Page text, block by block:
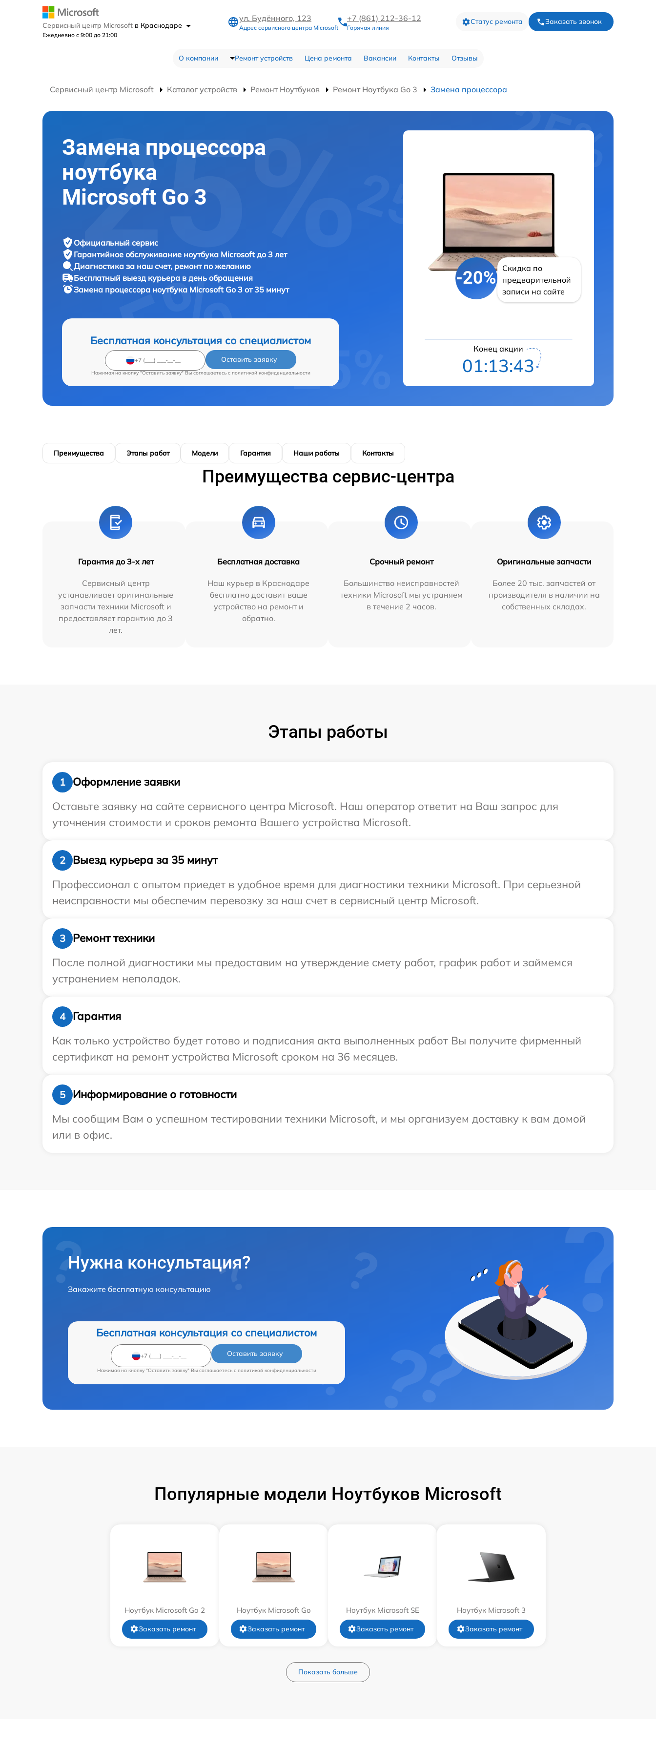
Сервисный центр Microsoft в Краснодаре
Ежедневно с 9:00 до 21:00
ул. Будённого, 123
Адрес сервисного центра Microsoft
+7 (861) 212-36-12
Горячая линия
Статус ремонта Заказать звонок
О компании Ремонт устройств Цена ремонта Вакансии Контакты Отзывы
Сервисный центр Microsoft Каталог устройств Ремонт Ноутбуков Ремонт Ноутбука Go 3 Замена процессора
Замена процессора
ноутбука
Microsoft Go 3
Официальный сервис
Гарантийное обслуживание ноутбука Microsoft до 3 лет
Диагностика за наш счет, ремонт по желанию
Бесплатный выезд курьера в день обращения
Замена процессора ноутбука Microsoft Go 3 от 35 минут
Бесплатная консультация со специалистом
Оставить заявку
Нажимая на кнопку "Оставить заявку" Вы соглашаетесь c политикой конфиденциальности
-20%
Скидка по
предварительной
записи на сайте
Конец акции
01:13:42
Преимущества Этапы работ Модели Гарантия Наши работы Контакты
Преимущества сервис-центра
Гарантия до 3-х лет
Сервисный центр
устанавливает оригинальные
запчасти техники Microsoft и
предоставляет гарантию до 3
лет.
Бесплатная доставка
Наш курьер в Краснодаре
бесплатно доставит ваше
устройство на ремонт и
обратно.
Срочный ремонт
Большинство неисправностей
техники Microsoft мы устраняем
в течение 2 часов.
Оригинальные запчасти
Более 20 тыс. запчастей от
производителя в наличии на
собственных складах.
Этапы работы
1
Оформление заявки
Оставьте заявку на сайте сервисного центра Microsoft. Наш оператор ответит на Ваш запрос для
уточнения стоимости и сроков ремонта Вашего устройства Microsoft.
2
Выезд курьера за 35 минут
Профессионал с опытом приедет в удобное время для диагностики техники Microsoft. При серьезной
неисправности мы обеспечим перевозку за наш счет в сервисный центр Microsoft.
3
Ремонт техники
После полной диагностики мы предоставим на утверждение смету работ, график работ и займемся
устранением неполадок.
4
Гарантия
Как только устройство будет готово и подписания акта выполненных работ Вы получите фирменный
сертификат на ремонт устройства Microsoft сроком на 36 месяцев.
5
Информирование о готовности
Мы сообщим Вам о успешном тестировании техники Microsoft, и мы организуем доставку к вам домой
или в офис.
Нужна консультация?
Закажите бесплатную консультацию
Бесплатная консультация со специалистом
Оставить заявку
Нажимая на кнопку "Оставить заявку" Вы соглашаетесь c политикой конфиденциальности
Популярные модели Ноутбуков Microsoft
Ноутбук Microsoft Go 2
Заказать ремонт
Ноутбук Microsoft Go
Заказать ремонт
Ноутбук Microsoft SE
Заказать ремонт
Ноутбук Microsoft 3
Заказать ремонт
Показать больше